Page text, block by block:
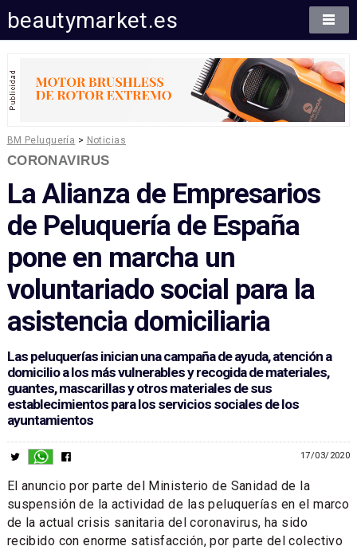
beautymarket.es
BM Peluquería > Noticias
CORONAVIRUS
La Alianza de Empresarios
de Peluquería de España
pone en marcha un
voluntariado social para la
asistencia domiciliaria
Las peluquerías inician una campaña de ayuda, atención a
domicilio a los más vulnerables y recogida de materiales,
guantes, mascarillas y otros materiales de sus
establecimientos para los servicios sociales de los
ayuntamientos
17/03/2020
El anuncio por parte del Ministerio de Sanidad de la
suspensión de la actividad de las peluquerías en el marco
de la actual crisis sanitaria del coronavirus, ha sido
recibido con enorme satisfacción, por parte del colectivo